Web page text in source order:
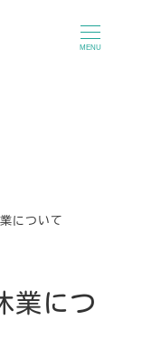
MENU
業について
業につ